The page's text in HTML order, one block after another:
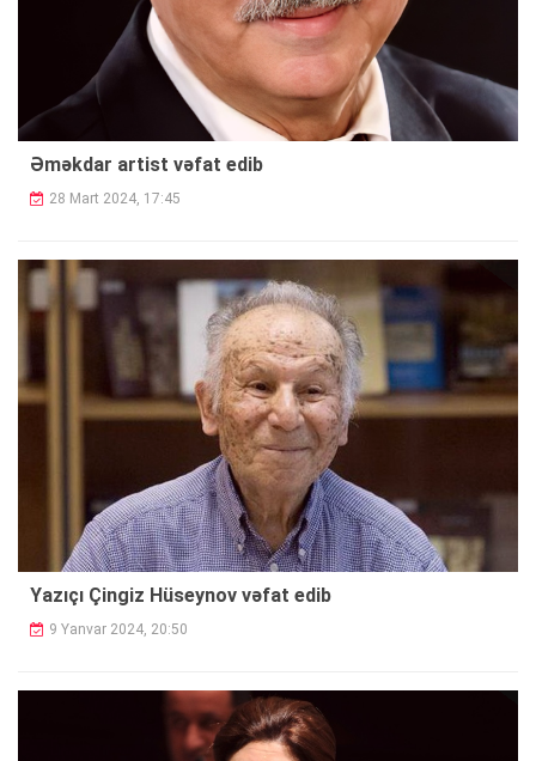
Əməkdar artist vəfat edib
28 Mart 2024, 17:45
Yazıçı Çingiz Hüseynov vəfat edib
9 Yanvar 2024, 20:50